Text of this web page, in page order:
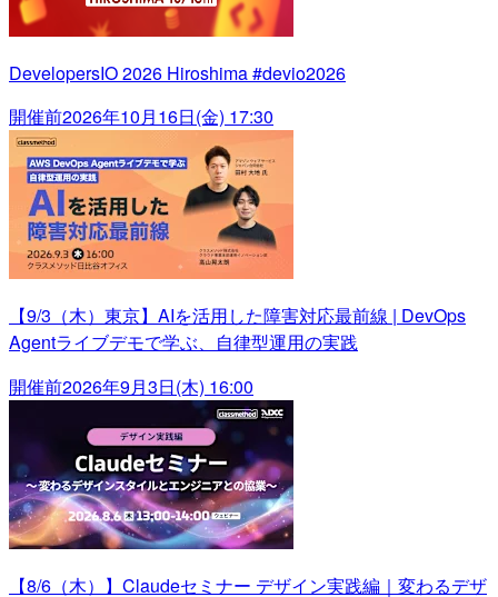
DevelopersIO 2026 Hiroshima #devio2026
開催前2026年10月16日(金) 17:30
【9/3（木）東京】AIを活用した障害対応最前線 | DevOps
Agentライブデモで学ぶ、自律型運用の実践
開催前2026年9月3日(木) 16:00
【8/6（木）】Claudeセミナー デザイン実践編｜変わるデザ